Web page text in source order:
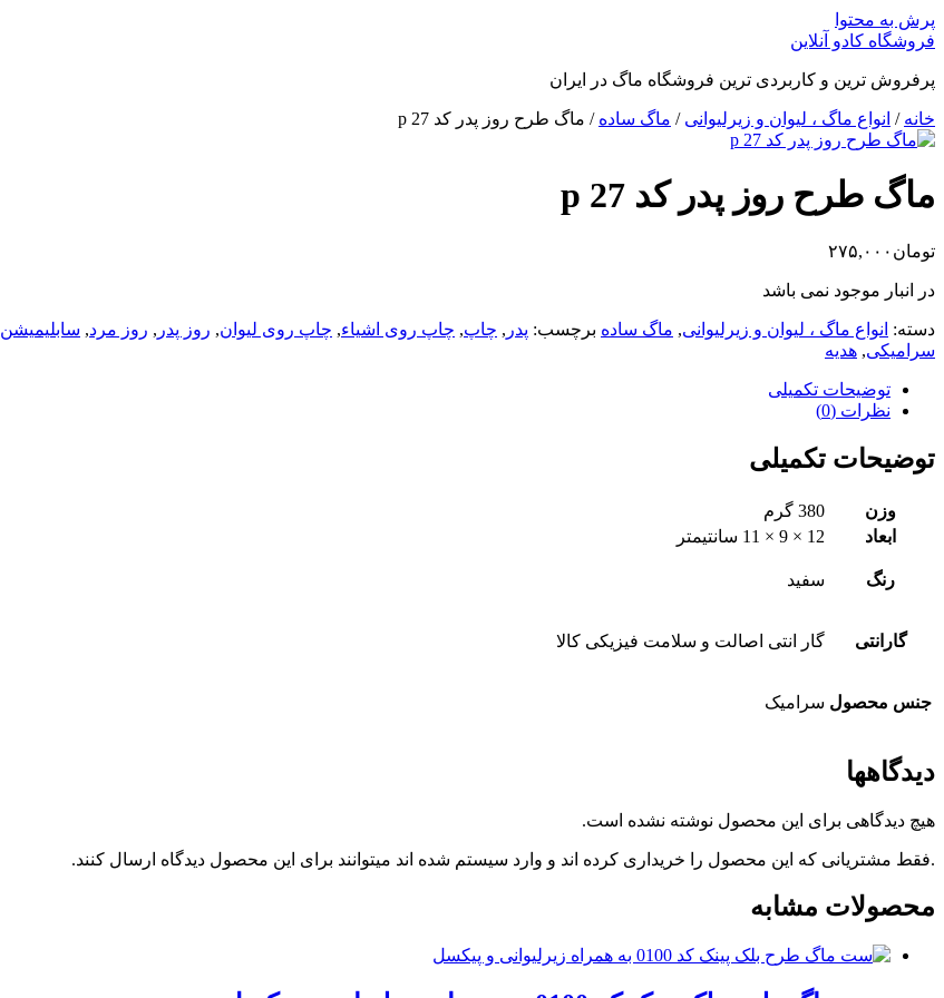
پرش به محتوا
فروشگاه کادو آنلاین
پرفروش ترین و کاربردی ترین فروشگاه ماگ در ایران
خانه / انواع ماگ ، لیوان و زیرلیوانی / ماگ ساده / ماگ طرح روز پدر کد p 27
ماگ طرح روز پدر کد p 27
تومان ۲۷۵,۰۰۰
در انبار موجود نمی باشد
دسته: انواع ماگ ، لیوان و زیرلیوانی, ماگ ساده برچسب: پدر , چاپ, چاپ روی اشیاء, چاپ روی لیوان, روز پدر , روز مرد, سابلیمیشن
سرامیکی, هدیه
توضیحات تکمیلی
نظرات (0)
توضیحات تکمیلی
وزن
380 گرم
ابعاد
12 × 9 × 11 سانتیمتر
رنگ سفید
گارانتی گار انتی اصالت و سلامت فیزیکی کالا
جنس محصول سرامیک
دیدگاهها
هیچ دیدگاهی برای این محصول نوشته نشده است.
.فقط مشتریانی که این محصول را خریداری کرده اند و وارد سیستم شده اند میتوانند برای این محصول دیدگاه ارسال کنند.
محصولات مشابه